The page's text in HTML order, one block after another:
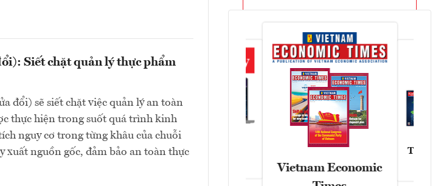
Siết chặt quản lý thực phẩm
đổi) sẽ siết chặt việc quản lý an toàn
thực hiện trong suốt quá trình kinh
nguy cơ trong từng khâu của chuỗi
xuất nguồn gốc, đảm bảo an toàn thựcAskonomy
Vietnam Economic
Tạp